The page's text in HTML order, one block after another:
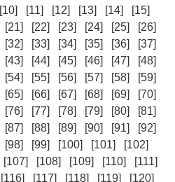
[10] [11] [12] [13] [14]
[15]
[21] [22] [23] [24] [25]
[26]
[32] [33] [34] [35] [36]
[37]
[43] [44] [45] [46] [47]
[48]
[54] [55] [56] [57] [58]
[59]
[65] [66] [67] [68] [69]
[70]
[76] [77] [78] [79] [80]
[81]
[87] [88] [89] [90] [91]
[92]
[98] [99] [100] [101]
[102]
[107] [108] [109] [110]
[111]
[116] [117] [118] [119]
[120]